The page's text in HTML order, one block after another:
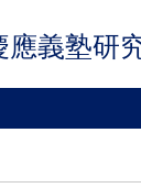
應義塾研